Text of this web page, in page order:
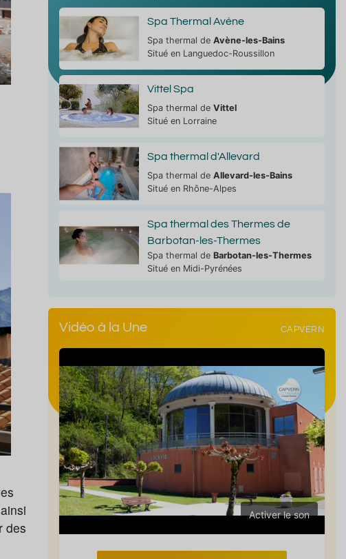
des
Spa Thermal Avène
Spa thermal de Avène-les-Bains
Situé en Languedoc-Roussillon
Vittel Spa
Spa thermal de Vittel
Situé en Lorraine
Spa thermal d'Allevard
Spa thermal de Allevard-les-Bains
Situé en Rhône-Alpes
Spa thermal des Thermes de
Barbotan-les-Thermes
Spa thermal de Barbotan-les-Thermes
Situé en Midi-Pyrénées
Vidéo à la Une CAPVERN
Activer le son